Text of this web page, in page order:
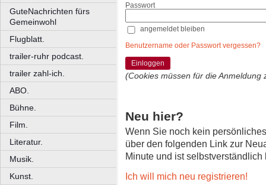
GuteNachrichten fürs
Gemeinwohl
Flugblatt.
trailer-ruhr podcast.
trailer zahl-ich.
ABO.
Bühne.
Film.
Literatur.
Musik.
Kunst.
Passwort
angemeldet bleiben
Benutzername oder Passwort vergessen?
Einloggen
(Cookies müssen für die Anmeldung
Neu hier?
Wenn Sie noch kein
über den folgenden Link zur
Minute und ist selbstverständlich
Ich will mich neu registrieren!